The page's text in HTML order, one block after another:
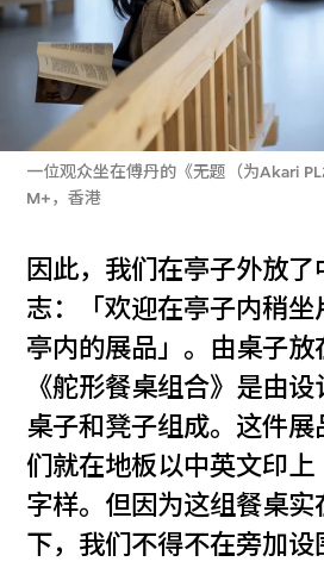
一位观众坐在傅丹的《无题（为Akari
M+，香港
因此，我们在亭子外放
志：「欢迎在亭子内稍
亭内的展品」。由桌子放
《舵形餐桌组合》是由
桌子和凳子组成。这件
们就在地板以中英文印
字样。但因为这组餐桌实
下，我们不得不在旁加